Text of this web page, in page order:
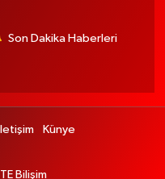
Son Dakika Haberleri
İletişim Künye
TE Bilişim